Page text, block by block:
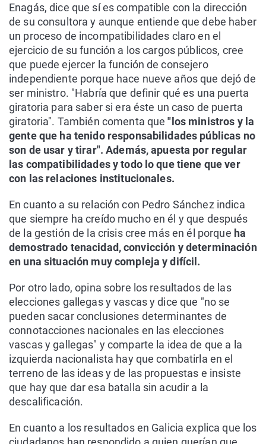
Enagás, dice que sí es compatible con la dirección
de su consultora y aunque entiende que debe haber
un proceso de incompatibilidades claro en el
ejercicio de su función a los cargos públicos, cree
que puede ejercer la función de consejero
independiente porque hace nueve años que dejó de
ser ministro. "Habría que definir qué es una puerta
giratoria para saber si era éste un caso de puerta
giratoria". También comenta que"los ministros y la
gente que ha tenido responsabilidades públicas no
son de usar y tirar". Además, apuesta por regular
las compatibilidades y todo lo que tiene que ver
con las relaciones institucionales.
En cuanto a su relación con Pedro Sánchez indica
que siempre ha creído mucho en él y que después
de la gestión de la crisis cree más en él porque ha
demostrado tenacidad, convicción y determinación
en una situación muy compleja y difícil.
Por otro lado, opina sobre los resultados de las
elecciones gallegas y vascas y dice que "no se
pueden sacar conclusiones determinantes de
connotacciones nacionales en las elecciones
vascas y gallegas" y comparte la idea de que a la
izquierda nacionalista hay que combatirla en el
terreno de las ideas y de las propuestas e insiste
que hay que dar esa batalla sin acudir a la
descalificación.
En cuanto a los resultados en Galicia explica que los